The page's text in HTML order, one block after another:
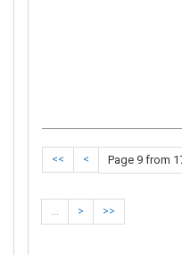
<< < Page 9 from
… > >>